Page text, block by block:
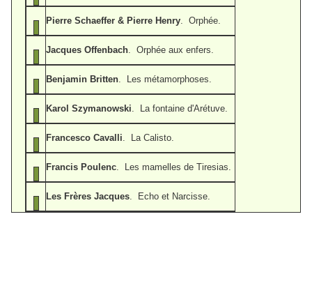
Pierre Schaeffer & Pierre Henry. Orphée.
Jacques Offenbach. Orphée aux enfers.
Benjamin Britten. Les métamorphoses.
Karol Szymanowski. La fontaine d'Arétuve.
Francesco Cavalli. La Calisto.
Francis Poulenc. Les mamelles de Tiresias.
Les Frères Jacques. Echo et Narcisse.